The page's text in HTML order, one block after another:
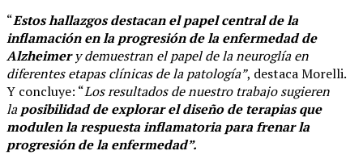
“Estos hallazgos destacan el papel central de la
inflamación en la progresión de la enfermedad de
Alzheimery demuestran el papel de la neuroglía en
diferentes etapas clínicas de la patología”, destaca Morelli.
Y concluye: “Los resultados de nuestro trabajo sugieren
laposibilidad de explorar el diseño de terapias que
modulen la respuesta inflamatoria para frenar la
progresión de la enfermedad”.